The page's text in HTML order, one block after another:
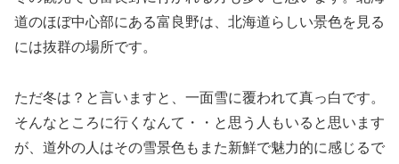
道のほぼ中心部にある富良野は、北海道らしい景色を見る
には抜群の場所です。
ただ冬は？と言いますと、一面雪に覆われて真っ白です。
そんなところに行くなんて・・と思う人もいると思います
が、道外の人はその雪景色もまた新鮮で魅力的に感じるで